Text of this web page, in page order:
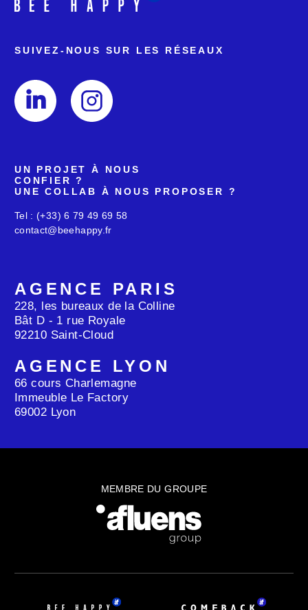
SUIVEZ-NOUS SUR LES RÉSEAUX
UN PROJET À NOUS
CONFIER ?
UNE COLLAB À NOUS
PROPOSER ?
Tel : (+33) 6 79 49 69 58
contact@beehappy.fr
AGENCE PARIS
228, les bureaux de la Colline
Bât D - 1 rue Royale
92210 Saint-Cloud
AGENCE LYON
66 cours Charlemagne
Immeuble Le Factory
69002 Lyon
MEMBRE DU GROUPE